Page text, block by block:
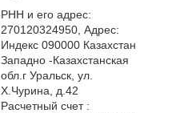
РНН и его адрес:
270120324950, Адрес:
Индекс 090000 Казахстан
Западно -Казахстанская
обл.г Уральск, ул.
Х.Чурина, д.42
Расчетный счет :